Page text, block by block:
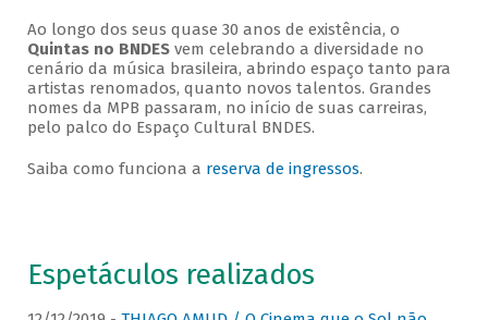
Ao longo dos seus quase 30 anos de existência, o
Quintas no BNDESvem celebrando a diversidade no
cenário da música brasileira, abrindo espaço tanto para
artistas renomados, quanto novos talentos. Grandes
nomes da MPB passaram, no início de suas carreiras,
pelo palco do Espaço Cultural BNDES.
Saiba como funciona a reserva de ingressos.
Espetáculos realizados